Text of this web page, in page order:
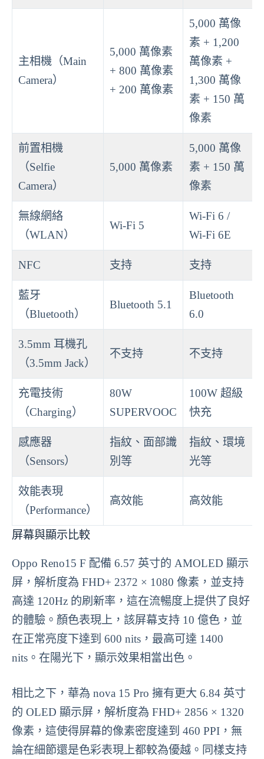
主相機（Main
Camera）
5,000 萬像素
+ 800 萬像素
+ 200 萬像素
5,000 萬像
素 + 1,200
萬像素 +
1,300 萬像
素 + 150 萬
像素
前置相機
（Selfie
Camera）
5,000 萬像素
5,000 萬像
素 + 150 萬
像素
無線網絡
（WLAN）
Wi-Fi 5
Wi-Fi 6 /
Wi-Fi 6E
NFC 支持 支持
藍牙
（Bluetooth）
Bluetooth 5.1
Bluetooth
6.0
3.5mm 耳機孔
（3.5mm Jack）
不支持 不支持
充電技術
（Charging）
80W
SUPERVOOC
100W 超級
快充
感應器
（Sensors）
指紋、面部識
別等
指紋、環境
光等
效能表現
（Performance）
高效能 高效能
屏幕與顯示比較
Oppo Reno15 F 配備 6.57 英寸的 AMOLED 顯示
屏，解析度為 FHD+ 2372 × 1080 像素，並支持
高達 120Hz 的刷新率，這在流暢度上提供了良好
的體驗。顏色表現上，該屏幕支持 10 億色，並
在正常亮度下達到 600 nits，最高可達 1400
nits。在陽光下，顯示效果相當出色。
相比之下，華為 nova 15 Pro 擁有更大 6.84 英寸
的 OLED 顯示屏，解析度為 FHD+ 2856 × 1320
像素，這使得屏幕的像素密度達到 460 PPI，無
論在細節還是色彩表現上都較為優越。同樣支持